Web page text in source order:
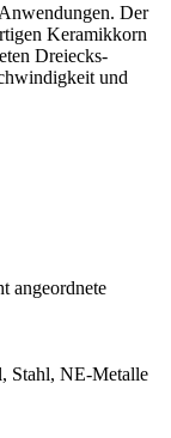
Der
Keramikkorn
Dreiecks-
und
angeordnete
Stahl, NE-Metalle